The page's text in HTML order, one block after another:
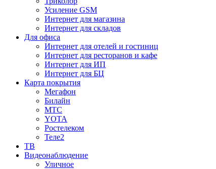
Усиление GSM
Интернет для магазина
Интернет для складов
Для офиса
Интернет для отелей и гостиниц
Интернет для ресторанов и кафе
Интернет для ИП
Интернет для БЦ
Карта покрытия
Мегафон
Билайн
МТС
YOTA
Ростелеком
Теле2
ТВ
Видеонаблюдение
Уличное